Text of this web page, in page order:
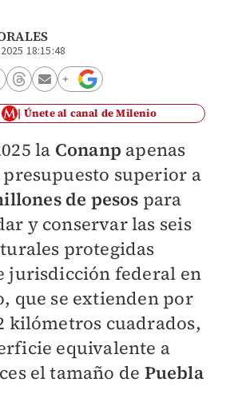
18:15:48
Únete al canal de Milenio
la Conanp apenas
superior a
de pesos para
y conservar las seis
protegidas
jurisdicción federal en
que se extienden por
kilómetros cuadrados,
equivalente a
el tamaño de Puebla